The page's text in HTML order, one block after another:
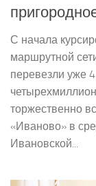
С начала
маршрутной
перевезли уже
торжественно
«Иваново» в
Ивановской...